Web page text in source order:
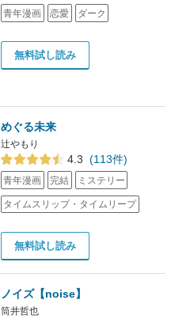
青年漫画 恋愛 ダーク
無料試し読み
めぐる未来
辻やもり
4.3 (113件)
青年漫画 完結 ミステリー
タイムスリップ・タイムリープ
無料試し読み
ノイズ【noise】
筒井哲也